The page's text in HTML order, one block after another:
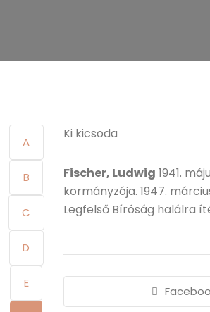
A
B
C
D
E
Ki kicsoda
Fischer, Ludwig 1941.
kormányzója. 1947.
Legfelső Bíróság halálra